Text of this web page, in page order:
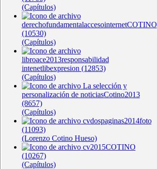
(Capítulos)
derechofundamentalaccesointernetCOTINO
(10530)
(Capítulos)
libroace2013responsabilidad
intenetlibexpresion (12853)
(Capítulos)
La selección y
personalización de noticiasCotino2013
(8657)
(Capítulos)
cvdospaginas2014foto
(11093)
(Lorenzo Cotino Hueso)
cv2015COTINO
(10267)
(Capítulos)